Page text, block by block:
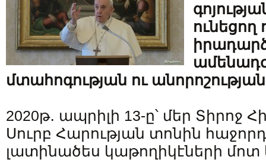
ունեցող
մտահոգության ու
2020թ․ ապրիլի 13-ը՝ մեր Տիրոջ
Սուրբ Հարության տոնին
լատինածես կաթողիկէների մոտ